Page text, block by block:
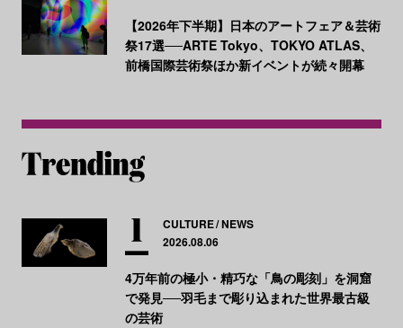
【2026年下半期】日本のアートフェア＆芸術
祭17選──ARTE Tokyo、TOKYO ATLAS、
前橋国際芸術祭ほか新イベントが続々開幕
CULTURE NEWS
2026.08.06
4万年前の極小・精巧な「鳥の彫刻」を洞窟
で発見──羽毛まで彫り込まれた世界最古級
の芸術